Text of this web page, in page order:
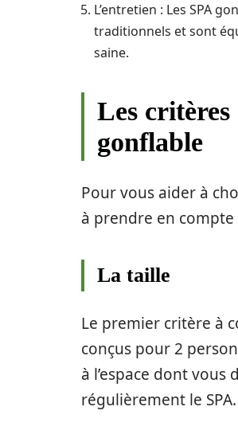
L’entretien : Les SPA
traditionnels et sont
saine.
Les
gonflable
Pour vous aider à
à prendre en
La taille
Le premier critère à
conçus pour 2
à l’espace dont
régulièrement le SPA.